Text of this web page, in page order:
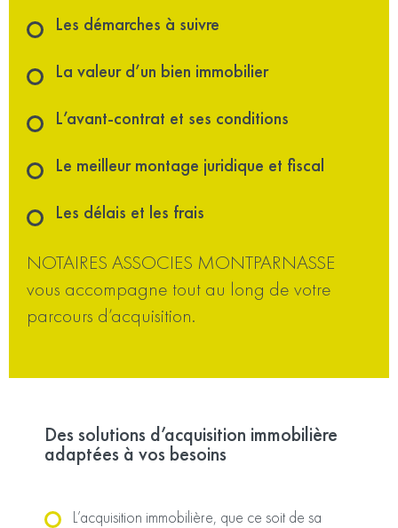
Les démarches à suivre
La valeur d’un bien immobilier
L’avant-contrat et ses conditions
Le meilleur montage juridique et fiscal
Les délais et les frais
NOTAIRES ASSOCIES MONTPARNASSE
vous accompagne tout au long de votre
parcours d’acquisition.
Des solutions d’acquisition immobilière
adaptées à vos besoins
L’acquisition immobilière, que ce soit de sa